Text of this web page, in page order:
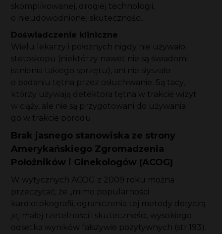
skomplikowanej, drogiej technologii,
o nieudowodnionej skuteczności.
Doświadczenie kliniczne
Wielu lekarzy i położnych nigdy nie używało
stetoskopu (niektórzy nawet nie są świadomi
istnienia takiego sprzętu), ani nie słyszało
o badaniu tętna przez osłuchiwanie. Są tacy,
którzy używają detektora tętna w trakcie wizyt
w ciąży, ale nie są przygotowani do używania
go w trakcie porodu.
Brak jasnego stanowiska ze strony
Amerykańskiego Zgromadzenia
Położników i Ginekologów (ACOG)
W wytycznych ACOG z 2009 roku można
przeczytać, że „mimo popularności
kardiotokografii, ograniczenia tej metody dotyczą
jej małej rzetelności i skuteczności, wysokiego
odsetka wyników fałszywie pozytywnych (str.193).